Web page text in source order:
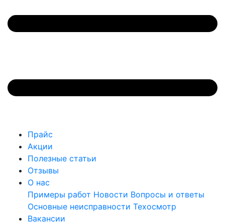
Прайс
Акции
Полезные статьи
Отзывы
О нас
Примеры работ Новости Вопросы и ответы
Основные неисправности Техосмотр
Вакансии